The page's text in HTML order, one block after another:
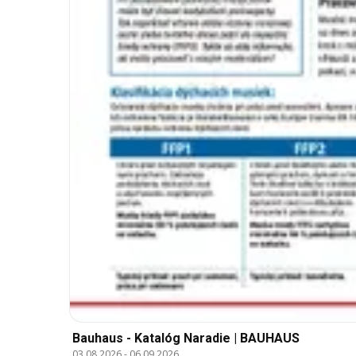
Bauhaus - Katalóg Naradie | BAUHAUS